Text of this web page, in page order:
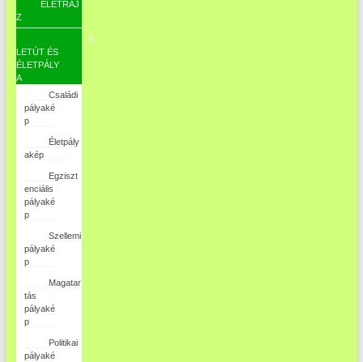
ÉLETRAJ
Z
É
LETÚT ÉS
ÉLETPÁLY
A
Családi
pályaké
p
Életpály
akép
Egziszt
enciális
pályaké
p
Szellemi
pályaké
p
Magatar
tás
pályaké
p
Politikai
pályaké